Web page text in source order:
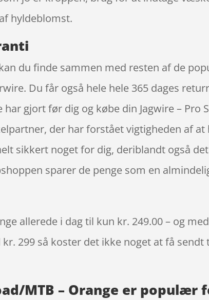
hyldeblomst.
du finde sammen med resten af de
Du får også hele hele 365 dages
gjort før dig og købe din Jagwire – Pro
der har forstået vigtigheden af at
sikkert noget for dig, deriblandt også
sparer de penge som en
allerede i dag til kun kr. 249.00 – og med
299 så koster det ikke noget at få sendt
MTB – Orange er populær